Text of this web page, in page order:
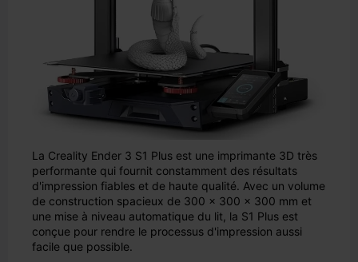
La Creality Ender 3 S1 Plus est une imprimante 3D très
performante qui fournit constamment des résultats
d'impression fiables et de haute qualité. Avec un volume
de construction spacieux de 300 x 300 x 300 mm et
une mise à niveau automatique du lit, la S1 Plus est
conçue pour rendre le processus d'impression aussi
facile que possible.